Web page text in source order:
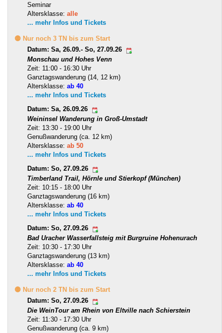
Seminar
Altersklasse: alle
... mehr Infos und Tickets
🟡 Nur noch 3 TN bis zum Start
Datum: Sa, 26.09.- So, 27.09.26
Monschau und Hohes Venn
Zeit: 11:00 - 16:30 Uhr
Ganztagswanderung (14, 12 km)
Altersklasse: ab 40
... mehr Infos und Tickets
Datum: Sa, 26.09.26
Weininsel Wanderung in Groß-Umstadt
Zeit: 13:30 - 19:00 Uhr
Genußwanderung (ca. 12 km)
Altersklasse: ab 50
... mehr Infos und Tickets
Datum: So, 27.09.26
Timberland Trail, Hörnle und Stierkopf (München)
Zeit: 10:15 - 18:00 Uhr
Ganztagswanderung (16 km)
Altersklasse: ab 40
... mehr Infos und Tickets
Datum: So, 27.09.26
Bad Uracher Wasserfallsteig mit Burgruine Hohenurach
Zeit: 10:30 - 17:30 Uhr
Ganztagswanderung (13 km)
Altersklasse: ab 40
... mehr Infos und Tickets
🟡 Nur noch 2 TN bis zum Start
Datum: So, 27.09.26
Die WeinTour am Rhein von Eltville nach Schierstein
Zeit: 11:30 - 17:30 Uhr
Genußwanderung (ca. 9 km)